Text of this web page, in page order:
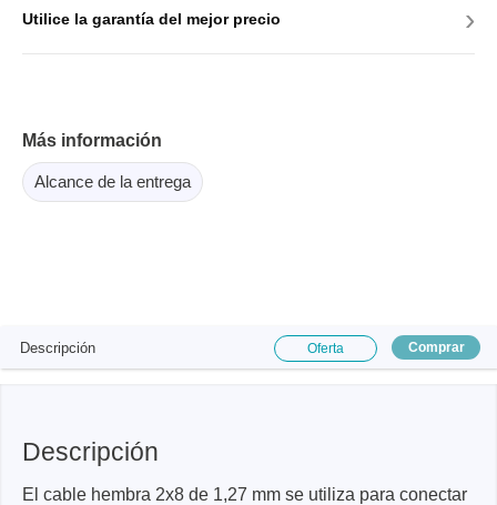
Utilice la garantía del mejor precio ›
Más información
Alcance de la entrega
Descripción Oferta Comprar
Descripción
El cable hembra 2x8 de 1,27 mm se utiliza para conectar